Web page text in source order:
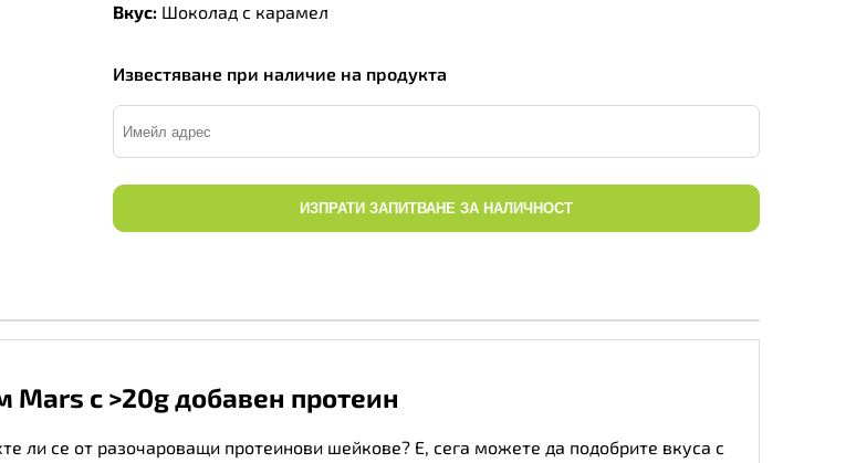
Вкус: Шоколад с карамел
Известяване при наличие на продукта
ИЗПРАТИ ЗАПИТВАНЕ ЗА НАЛИЧНОСТ
с >20g добавен протеин
ли се от разочароващи протеинови шейкове? Е, сега можете да подобрите вкуса с